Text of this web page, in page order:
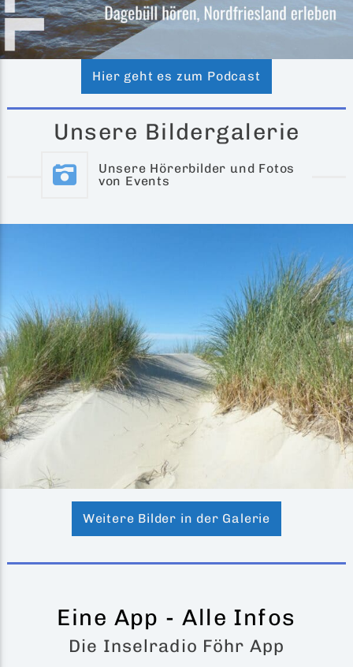
Hier geht es zum Podcast
Unsere Bildergalerie
Unsere Hörerbilder und Fotos
von Events
Weitere Bilder in der Galerie
Eine App - Alle Infos
Die Inselradio Föhr App